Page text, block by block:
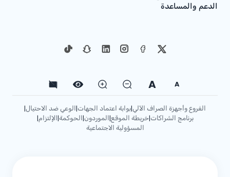
الدعم والمساعدة
A
A
الفروع وأجهزة الصراف الآلي|بوابة اعتماد الجهات|الوعي ضد الاحتيال|
برنامج الشراكات|خريطة الموقع|الموردون|الحوكمة|الإلتزام|
المسؤولية الاجتماعية